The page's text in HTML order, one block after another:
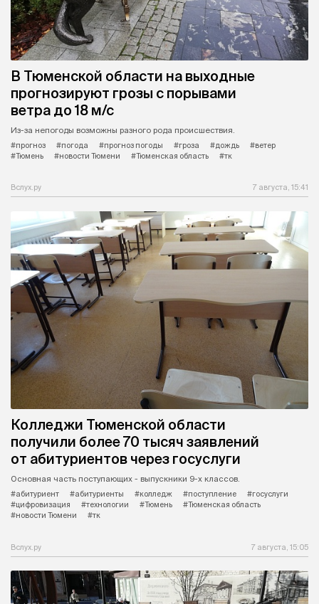
В Тюменской области на выходные
прогнозируют грозы с порывами
ветра до 18 м/с
Из-за непогоды возможны разного рода происшествия.
#прогноз
#погода #прогноз погоды #гроза #дождь
#ветер
#Тюмень
#новости Тюмени #Тюменская область #тк
Вслух.ру 7 августа, 15:41
Колледжи Тюменской области
получили более 70 тысяч заявлений
от абитуриентов через госуслуги
Основная часть поступающих - выпускники 9-х классов.
#абитуриент
#абитуриенты #колледж #поступление
#госуслуги
#цифровизация
#технологии #Тюмень
#Тюменская область
#новости Тюмени
#тк
Вслух.ру 7 августа, 15:05